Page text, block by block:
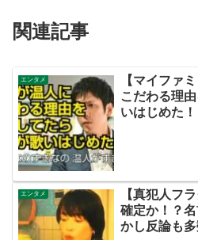
関連記事
エンタメ
【マイファ
こだわる理
いはじめた
エンタメ
【真犯人フ
確定か！？
かし反論も